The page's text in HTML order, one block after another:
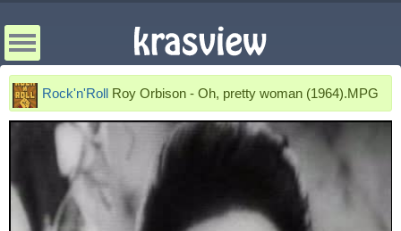
Rock'n'Roll Roy Orbison - Oh, pretty woman (1964).MPG